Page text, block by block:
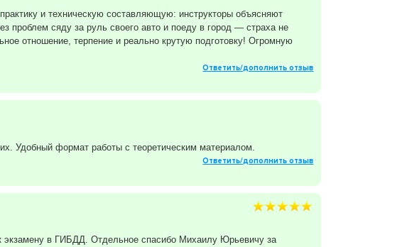
и техническую составляющую: инструкторы объясняют
проблем сяду за руль своего авто и поеду в город — страха не
отношение, терпение и реально крутую подготовку! Огромную
Ответить/дополнить отзыв
Удобный формат работы с теоретическим материалом.
Ответить/дополнить отзыв
экзамену в ГИБДД. Отдельное спасибо Михаилу Юрьевичу за